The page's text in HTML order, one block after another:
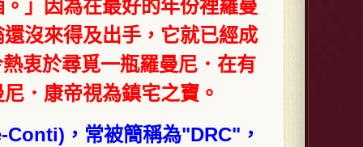
」因為在最好的年份裡羅曼
沒來得及出手，它就已經成
衷於尋覓一瓶羅曼尼．在有
．康帝視為鎮宅之寶。
，常被簡稱為"DRC"，